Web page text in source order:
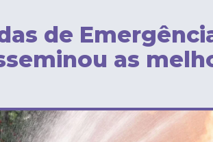
de
as